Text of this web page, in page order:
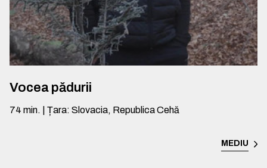
Vocea pădurii
74 min. Țara: Slovacia, Republica Cehă
MEDIU